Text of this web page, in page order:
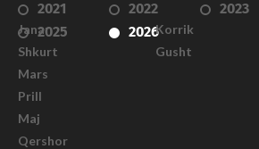
2021
2022 2023
2025
2026
Janar
Shkurt
Mars
Prill
Maj
Qershor
Korrik
Gusht